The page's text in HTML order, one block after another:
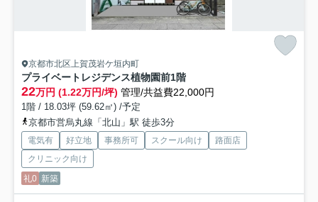
京都市北区上賀茂岩ケ垣内町
プライベートレジデンス植物園前1階
22万円 (1.22万円/坪) 管理/共益費22,000円
1階 / 18.03坪 (59.62㎡) /予定
京都市営烏丸線「北山」駅 徒歩3分
電気有 好立地 事務所可 スクール向け
路面店
クリニック向け
礼0 新築